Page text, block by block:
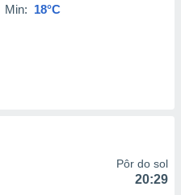
Min: 18°C
Pôr do sol
20:29